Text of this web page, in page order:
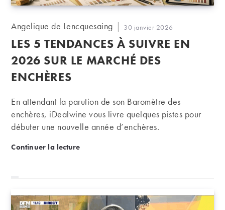
Auteur/autrice
la
publication :
Angelique de Lencquesaing
Publication
publiée :
30 janvier 2026
LES 5 TENDANCES À SUIVRE EN
2026 SUR LE MARCHÉ DES
ENCHÈRES
En attendant la parution de son Baromètre des
enchères, iDealwine vous livre quelques pistes pour
débuter une nouvelle année d’enchères.
Continuer la lectureLes 5 tendances à suivre en 2026 sur le marché